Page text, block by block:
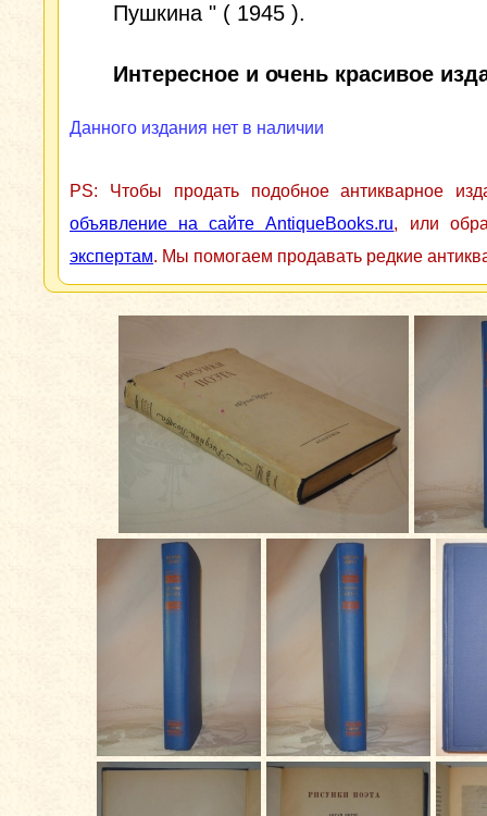
Пушкина " ( 1945 ).
Интересное и очень красивое
Данного издания нет в наличии
PS: Чтобы продать подобное антикварное
объявление на сайте AntiqueBooks.ru, или
экспертам. Мы помогаем продавать редкие